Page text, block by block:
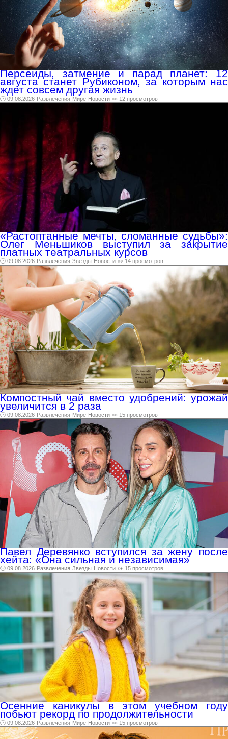
Персеиды, затмение и парад планет: 12
августа станет Рубиконом, за которым нас
ждет совсем другая жизнь
🕑 09.08.2026 Развлечения Мире Новости 👀 12 просмотров
«Растоптанные мечты, сломанные судьбы»:
Олег Меньшиков выступил за закрытие
платных театральных курсов
🕑 09.08.2026 Развлечения Звезды Новости 👀 14 просмотров
Компостный чай вместо удобрений: урожай
увеличится в 2 раза
🕑 09.08.2026 Развлечения Мире Новости 👀 15 просмотров
Павел Деревянко вступился за жену после
хейта: «Она сильная и независимая»
🕑 09.08.2026 Развлечения Звезды Новости 👀 15 просмотров
Осенние каникулы в этом учебном году
побьют рекорд по продолжительности
🕑 09.08.2026 Развлечения Мире Новости 👀 15 просмотров